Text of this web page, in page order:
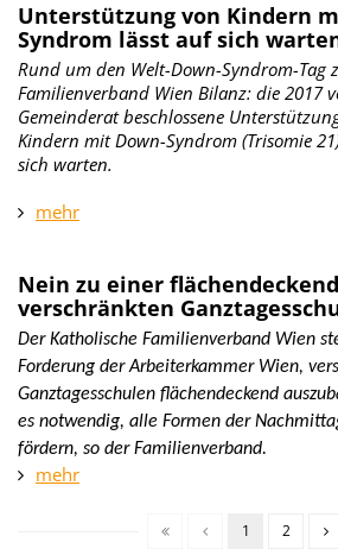
Unterstützung von Kindern
Syndrom lässt auf sich
Rund um den Welt-Down-Syndrom-Tag
Familienverband Wien Bilanz: die 2017
Gemeinderat beschlossene
Kindern mit Down-Syndrom (Trisomie
sich warten.
mehr
Nein zu einer
verschränkten
Der Katholische Familienverband Wien
Forderung der Arbeiterkammer Wien,
Ganztagesschulen flächendeckend
es notwendig, alle Formen der
fördern, so der Familienverband.
mehr
1 2